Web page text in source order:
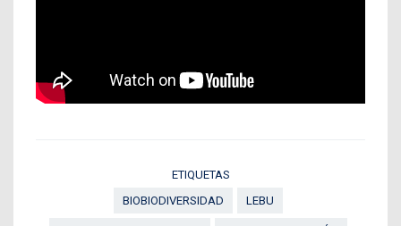
ETIQUETAS
BIOBIODIVERSIDAD
LEBU